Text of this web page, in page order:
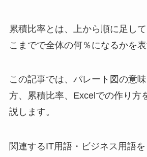
累積比率とは、上から順に足し
こまでで全体の何％になるかを表
この記事では、パレート図の意
方、累積比率、Excelでの作り方
説します。
関連するIT用語・ビジネス用語